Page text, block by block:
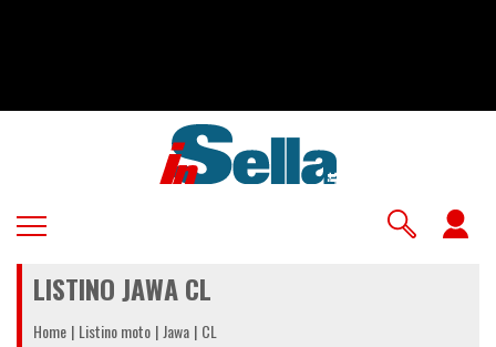
LISTINO JAWA CL
Home Listino moto Jawa CL